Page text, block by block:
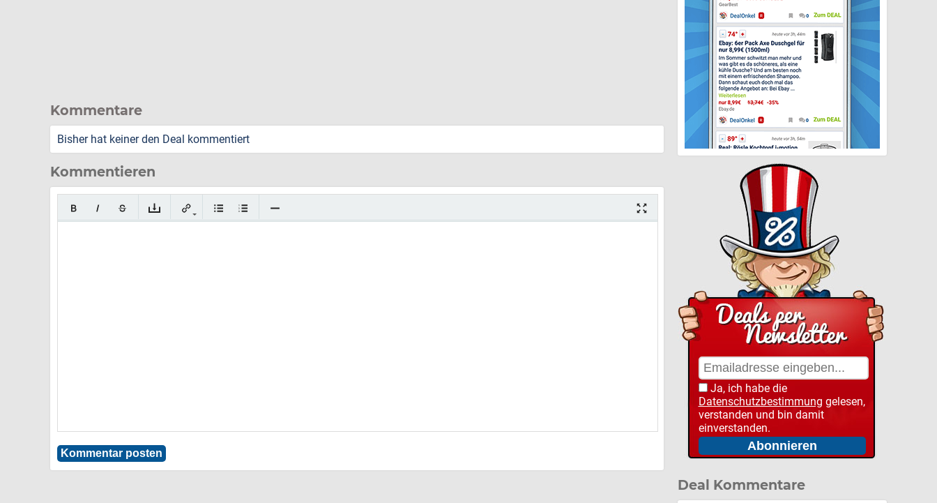
Kommentare
Bisher hat keiner den Deal kommentiert
Kommentieren
Ja, ich habe die
Datenschutzbestimmung gelesen,
verstanden und bin damit
einverstanden.
Deal Kommentare